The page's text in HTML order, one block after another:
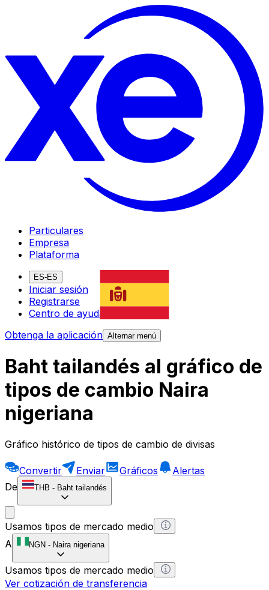
Particulares
Empresa
Plataforma
ES-ES
Iniciar sesión
Registrarse
Centro de ayuda
Obtenga la aplicación Alternar menú
Baht tailandés al gráfico de
tipos de cambio Naira
nigeriana
Gráfico histórico de tipos de cambio de divisas
Convertir Enviar Gráficos
Alertas
De
THB - Baht tailandés
Usamos tipos de mercado medio
A
NGN - Naira nigeriana
Usamos tipos de mercado medio
Ver cotización de transferencia